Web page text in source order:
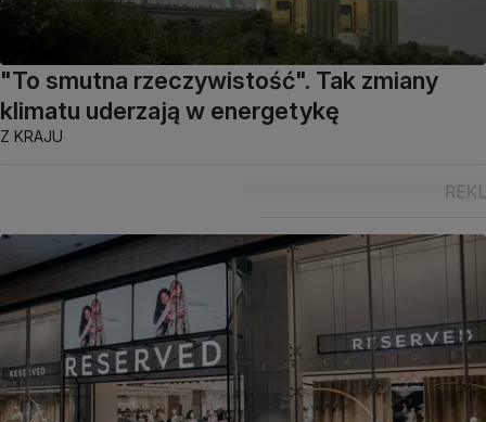
"To smutna rzeczywistość". Tak zmiany
klimatu uderzają w energetykę
Z KRAJU